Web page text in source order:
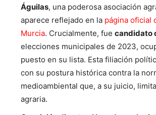
Águilas, una poderosa asociación
aparece reflejado en la página oficial
Murcia. Crucialmente, fue candidato
elecciones municipales de 2023,
puesto en su lista. Esta filiación
con su postura histórica contra la
medioambiental que, a su juicio,
agraria.